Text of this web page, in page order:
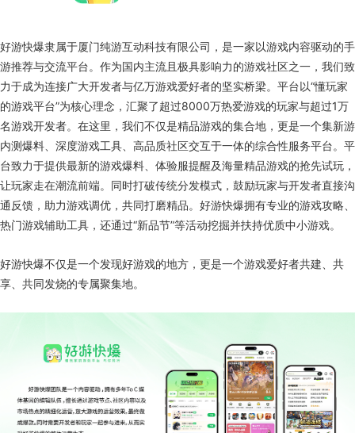
好游快爆隶属于厦门纯游互动科技有限公司，是一家以游戏内容驱动的手
游推荐与交流平台。作为国内主流且极具影响力的游戏社区之一，我们致
力于成为连接广大开发者与亿万游戏爱好者的坚实桥梁。平台以“懂玩家
的游戏平台”为核心理念，汇聚了超过8000万热爱游戏的玩家与超过1万
名游戏开发者。在这里，我们不仅是精品游戏的集合地，更是一个集新游
内测爆料、深度游戏工具、高品质社区交互于一体的综合性服务平台。平
台致力于提供最新的游戏爆料、体验服提醒及海量精品游戏的抢先试玩，
让玩家走在潮流前端。同时打破传统分发模式，鼓励玩家与开发者直接沟
通反馈，助力游戏调优，共同打磨精品。好游快爆拥有专业的游戏攻略、
热门游戏辅助工具，还通过“新品节”等活动挖掘并扶持优质中小游戏。
好游快爆不仅是一个发现好游戏的地方，更是一个游戏爱好者共建、共
享、共同发烧的专属聚集地。